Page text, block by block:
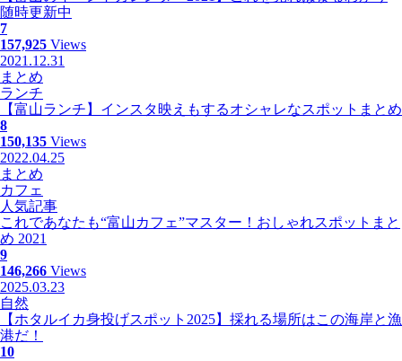
随時更新中
7
157,925 Views
2021.12.31
まとめ
ランチ
【富山ランチ】インスタ映えもするオシャレなスポットまとめ
8
150,135 Views
2022.04.25
まとめ
カフェ
人気記事
これであなたも“富山カフェ”マスター！おしゃれスポットまと
め 2021
9
146,266 Views
2025.03.23
自然
【ホタルイカ身投げスポット2025】採れる場所はこの海岸と漁
港だ！
10